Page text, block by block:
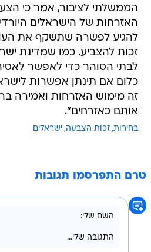
הממשלתי לציבור, אמר כי
האזרחות של הישראלים
להגיע לפשרה שתשקף את
זכות להצביע. כמו שמדינת
לבתי הסוהר כדי לאפשר
כלום אם תינתן אפשרות
זה מימוש האזרחות ואמירה
אותם כאזרחים".
בחירות זכות הצבעה ישראלים
טרם התפרסמו תגובות